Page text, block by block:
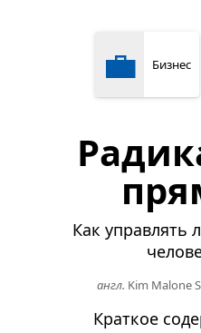
💼 Бизнес
Как управлять
англ. Kim Malone
Краткое